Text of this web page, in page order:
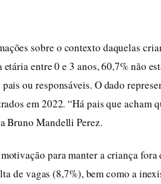
sobre o contexto daquelas
entre 0 e 3 anos, 60,7% não
ou responsáveis. O dado
em 2022. “Há pais que acham
Bruno Mandelli Perez.
para manter a criança fora
de vagas (8,7%), bem como a